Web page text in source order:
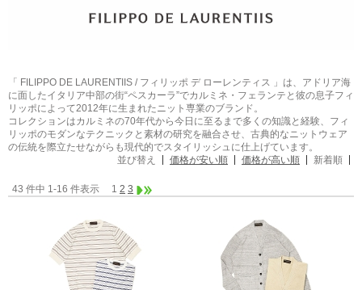
「 FILIPPO DE LAURENTIIS / フィリッポ デ ローレンティス 」は、アドリア海
に面したイタリア中部の街“ペスカーラ”でカルミネ・フェランテと彼の息子フィ
リッポによって2012年に生まれたニット専業のブランド。
コレクションはカルミネの70年代から今日に至るまで多くの知識と経験、フィ
リッポのモダンなテクニックと素材の研究を融合させ、古典的なニットウェア
の伝統を際立たせながらも現代的でスタイリッシュに仕上げています。
並び替え
価格が安い順 価格が高い順 新着順
43 件中 1-16 件表示 1 2 3